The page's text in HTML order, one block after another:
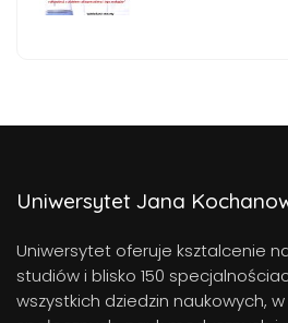
Uniwersytet Jana
Uniwersytet oferuje ksztalcenie
studiów i blisko 150
wszystkich dziedzin naukowych,